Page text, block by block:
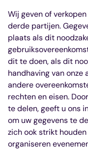
Wij geven of
derde partijen.
plaats als dit
dit te doen, als dit
handhaving van onze
andere
rechten en eisen.
te delen, geeft u ons
om uw gegevens te
zich ook strikt houden
organiseren